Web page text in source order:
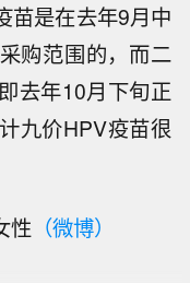
苗是在去年9月中
购范围的，而二
去年10月下旬正
九价HPV疫苗很
性 （微博）